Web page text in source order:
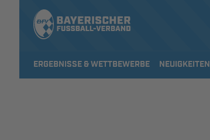
ERGEBNISSE & WETTBEWERBE NEUIGKEITEN